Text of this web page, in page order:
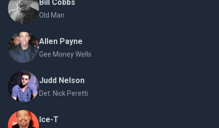
Bill Cobbs
Old Man
Allen Payne
Gee Money Wells
Judd Nelson
Det. Nick Peretti
Ice-T